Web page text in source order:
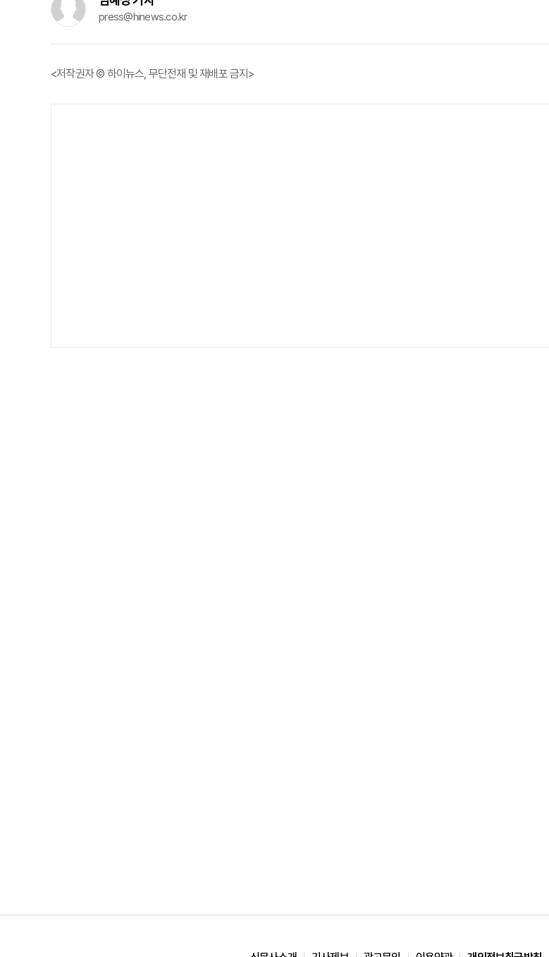
press@hinews.co.kr
<저작권자 © 하이뉴스, 무단전재 및 재배포 금지>